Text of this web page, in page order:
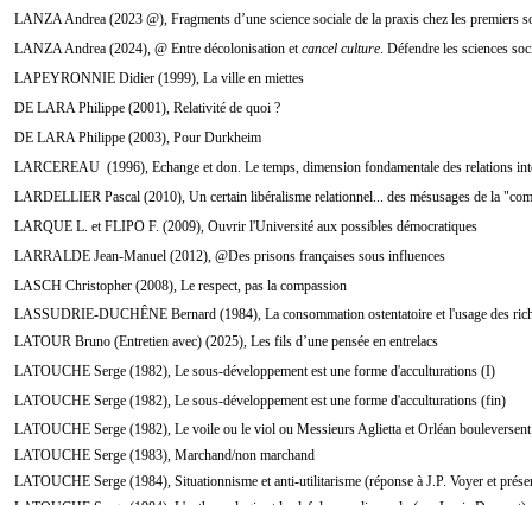
LANZA Andrea (2023 @), Fragments d’une science sociale de la praxis chez les premiers
LANZA Andrea (2024), @ Entre décolonisation etcancel culture. Défendre les sciences
LAPEYRONNIE Didier (1999), La ville en miettes
DE LARA Philippe (2001), Relativité de quoi ?
DE LARA Philippe (2003), Pour Durkheim
LARCEREAU (1996), Echange et don. Le temps, dimension fondamentale des relations
LARDELLIER Pascal (2010), Un certain libéralisme relationnel... des mésusages de la
LARQUE L. et FLIPO F. (2009), Ouvrir l'Université aux possibles démocratiques
LARRALDE Jean-Manuel (2012), @Des prisons françaises sous influences
LASCH Christopher (2008), Le respect, pas la compassion
LASSUDRIE-DUCHÊNE Bernard (1984), La consommation ostentatoire et l'usage des
LATOUR Bruno (Entretien avec) (2025), Les fils d’une pensée en entrelacs
LATOUCHE Serge (1982), Le sous-développement est une forme d'acculturations (I)
LATOUCHE Serge (1982), Le sous-développement est une forme d'acculturations (fin)
LATOUCHE Serge (1982), Le voile ou le viol ou Messieurs Aglietta et Orléan bouleversent
LATOUCHE Serge (1983), Marchand/non marchand
LATOUCHE Serge (1984), Situationnisme et anti-utilitarisme (réponse à J.P. Voyer et